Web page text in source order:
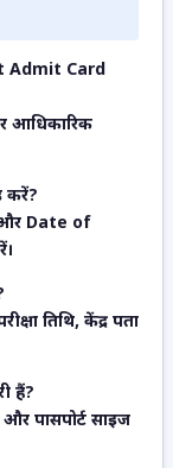
Admit Card
आधिकारिक
करें?
Date of
तिथि, केंद्र पता
हैं?
पासपोर्ट साइज